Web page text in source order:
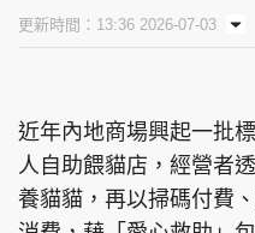
東周刊
更新時間：13:36 2026-07-03
近年內地商場興起一批
人自助餵貓店，經營者
養貓貓，再以掃碼付費